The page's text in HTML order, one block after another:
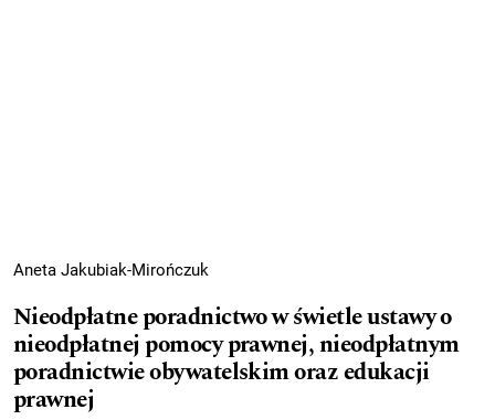
Aneta Jakubiak-Mirończuk
Nieodpłatne poradnictwo w świetle ustawy o
nieodpłatnej pomocy prawnej, nieodpłatnym
poradnictwie obywatelskim oraz edukacji
prawnej